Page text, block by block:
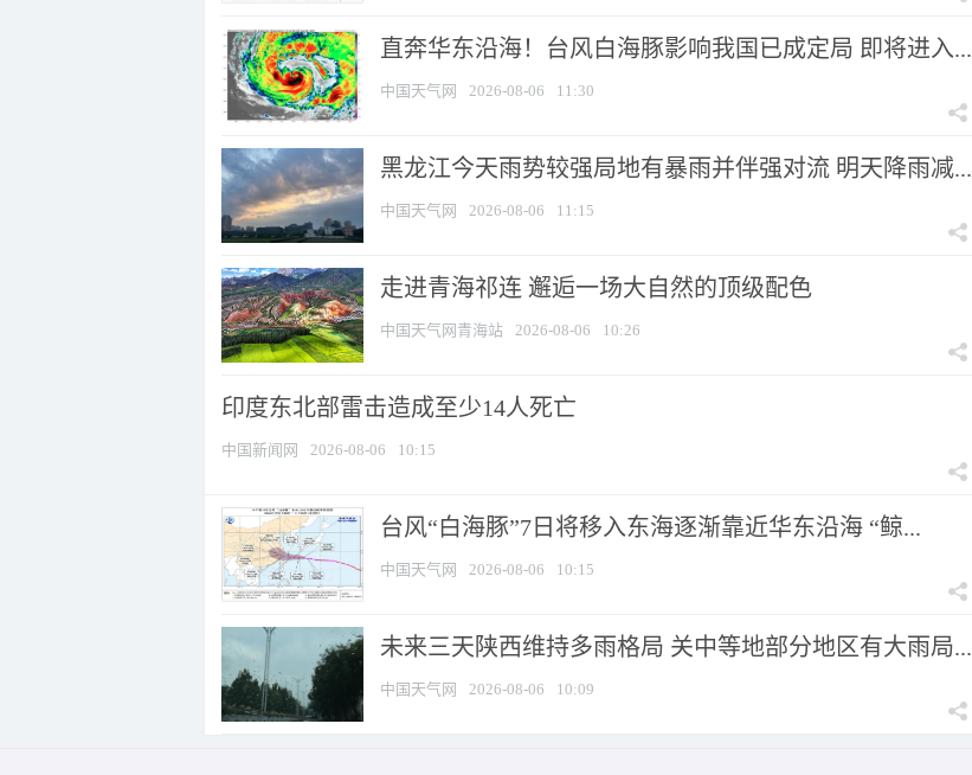
直奔华东沿海！台风白海豚影响我国已成定局 即将进入...
中国天气网 2026-08-06 11:30
黑龙江今天雨势较强局地有暴雨并伴强对流 明天降雨减...
中国天气网 2026-08-06 11:15
走进青海祁连 邂逅一场大自然的顶级配色
中国天气网青海站 2026-08-06 10:26
印度东北部雷击造成至少14人死亡
中国新闻网 2026-08-06 10:15
台风“白海豚”7日将移入东海逐渐靠近华东沿海 “鲸...
中国天气网 2026-08-06 10:15
未来三天陕西维持多雨格局 关中等地部分地区有大雨局...
中国天气网 2026-08-06 10:09